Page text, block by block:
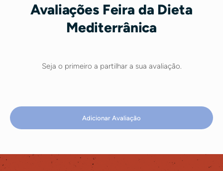
Avaliações Feira da Dieta
Mediterrânica
Seja o primeiro a partilhar a sua avaliação.
Adicionar Avaliação